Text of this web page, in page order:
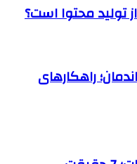
تولید محتوا است؟
راهکارهای